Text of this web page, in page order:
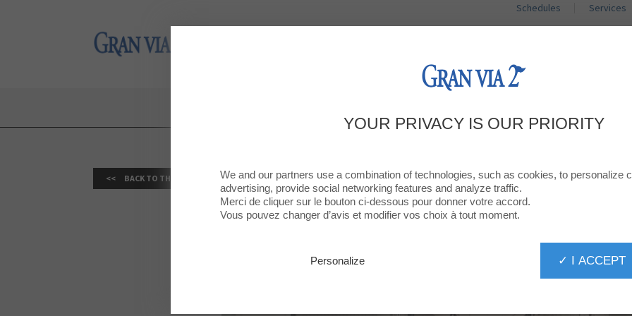
Gran Via 2
Schedules Services
GEOX REOBRE A GRAN VIA 2 AMB NOVA
NOVA IMATGE!
BACK TO THE LIST
YOUR PRIVACY IS OUR PRIORITY
We and our partners use a combination of technologies, such as cookies, to personalize
advertising, provide social networking features and analyze traffic.
Merci de cliquer sur le bouton ci-dessous pour donner votre accord.
Vous pouvez changer d’avis et modifier vos choix à tout moment.
✓ I ACCEPT
Personalize